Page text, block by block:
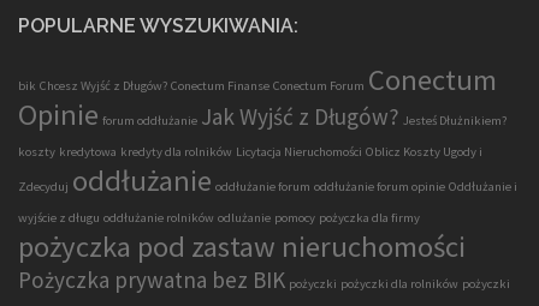
POPULARNE WYSZUKIWANIA:
bik Chcesz Wyjść z Długów? Conectum Finanse Conectum Forum Conectum
Opinie forum oddłużanie Jak Wyjść z Długów? Jesteś Dłużnikiem?
koszty kredytowa kredyty dla rolników Licytacja Nieruchomości Oblicz Koszty Ugody i
Zdecyduj oddłużanie oddłużanie forum oddłużanie forum opinie Oddłużanie i
wyjście z długu oddłużanie rolników odlużanie pomocy pożyczka dla firmy
pożyczka pod zastaw nieruchomości
Pożyczka prywatna bez BIK pożyczki pożyczki dla rolników pożyczki